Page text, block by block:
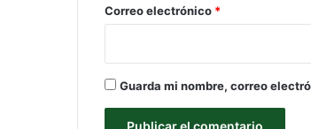
*
Correo electrónico *
Guarda mi nombre, correo